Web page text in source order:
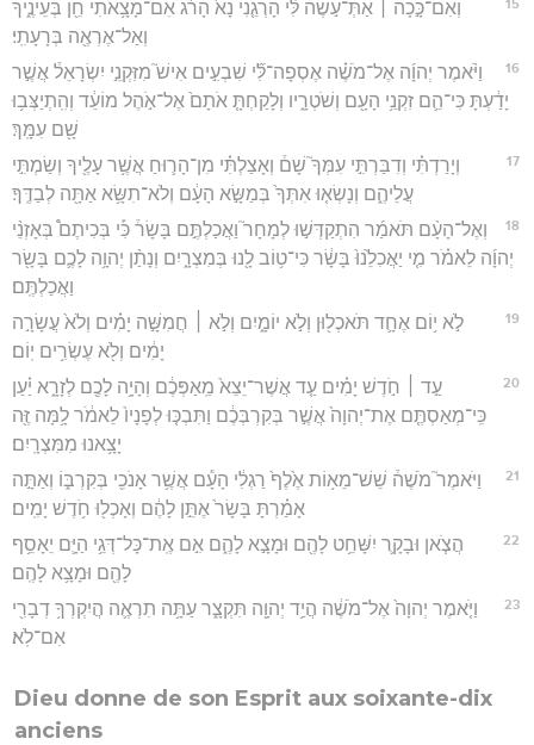
15
וְאִם־כָּ֣כָה ׀ אַתְּ־עֹ֣שֶׂה לִּ֗י הָרְגֵ֤נִי נָא֙ הָרֹ֔ג אִם־מָצָ֥אתִי חֵ֖ן בְּעֵינֶ֑יךָ
וְאַל־אֶרְאֶ֖ה בְּרָעָתִֽי׃
16
וַיֹּ֨אמֶר יְהוָ֜ה אֶל־מֹשֶׁ֗ה אֶסְפָה־לִּ֞י שִׁבְעִ֣ים אִישׁ֮ מִזִּקְנֵ֣י יִשְׂרָאֵל֒ אֲשֶׁ֣ר
יָדַ֔עְתָּ כִּי־הֵ֛ם זִקְנֵ֥י הָעָ֖ם וְשֹׁטְרָ֑יו וְלָקַחְתָּ֤ אֹתָם֙ אֶל־אֹ֣הֶל מוֹעֵ֔ד וְהִֽתְיַצְּב֥וּ
שָׁ֖ם עִמָּֽךְ׃
17
וְיָרַדְתִּ֗י וְדִבַּרְתִּ֣י עִמְּךָ֮ שָׁם֒ וְאָצַלְתִּ֗י מִן־הָר֛וּחַ אֲשֶׁ֥ר עָלֶ֖יךָ וְשַׂמְתִּ֣י
עֲלֵיהֶ֑ם וְנָשְׂא֤וּ אִתְּךָ֙ בְּמַשָּׂ֣א הָעָ֔ם וְלֹא־תִשָּׂ֥א אַתָּ֖ה לְבַדֶּֽךָ׃
18
וְאֶל־הָעָ֨ם תֹּאמַ֜ר הִתְקַדְּשׁ֣וּ לְמָחָר֮ וַאֲכַלְתֶּ֣ם בָּשָׂר֒ כִּ֡י בְּכִיתֶם֩ בְּאָזְנֵ֨י
יְהוָ֜ה לֵאמֹ֗ר מִ֤י יַאֲכִלֵ֙נוּ֙ בָּשָׂ֔ר כִּי־ט֥וֹב לָ֖נוּ בְּמִצְרָ֑יִם וְנָתַ֨ן יְהוָ֥ה לָכֶ֛ם בָּשָׂ֖ר
וַאֲכַלְתֶּֽם׃
19
לֹ֣א י֥וֹם אֶחָ֛ד תֹּאכְל֖וּן וְלֹ֣א יוֹמָ֑יִם וְלֹ֣א ׀ חֲמִשָּׁ֣ה יָמִ֗ים וְלֹא֙ עֲשָׂרָ֣ה
יָמִ֔ים וְלֹ֖א עֶשְׂרִ֥ים יֽוֹם׃
20
עַ֣ד ׀ חֹ֣דֶשׁ יָמִ֗ים עַ֤ד אֲשֶׁר־יֵצֵא֙ מֵֽאַפְּכֶ֔ם וְהָיָ֥ה לָכֶ֖ם לְזָרָ֑א יַ֗עַן
כִּֽי־מְאַסְתֶּ֤ם אֶת־יְהוָה֙ אֲשֶׁ֣ר בְּקִרְבְּכֶ֔ם וַתִּבְכּ֤וּ לְפָנָיו֙ לֵאמֹ֔ר לָ֥מָּה זֶּ֖ה
יָצָ֥אנוּ מִמִּצְרָֽיִם׃
21
וַיֹּאמֶר֮ מֹשֶׁה֒ שֵׁשׁ־מֵא֥וֹת אֶ֙לֶף֙ רַגְלִ֔י הָעָ֕ם אֲשֶׁ֥ר אָנֹכִ֖י בְּקִרְבּ֑וֹ וְאַתָּ֣ה
אָמַ֗רְתָּ בָּשָׂר֙ אֶתֵּ֣ן לָהֶ֔ם וְאָכְל֖וּ חֹ֥דֶשׁ יָמִֽים׃
22
הֲצֹ֧אן וּבָקָ֛ר יִשָּׁחֵ֥ט לָהֶ֖ם וּמָצָ֣א לָהֶ֑ם אִ֣ם אֶֽת־כָּל־דְּגֵ֥י הַיָּ֛ם יֵאָסֵ֥ף
לָהֶ֖ם וּמָצָ֥א לָהֶֽם׃
23
וַיֹּ֤אמֶר יְהוָה֙ אֶל־מֹשֶׁ֔ה הֲיַ֥ד יְהוָ֖ה תִּקְצָ֑ר עַתָּ֥ה תִרְאֶ֛ה הֲיִקְרְךָ֥ דְבָרִ֖י
אִם־לֹֽא׃
Dieu donne de son Esprit aux soixante-dix
anciens